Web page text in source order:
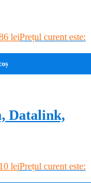
leiPrețul curent este:
Datalink,
leiPrețul curent este: